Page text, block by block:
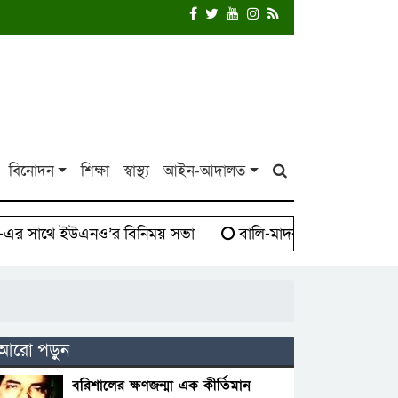
বিনোদন শিক্ষা স্বাস্থ্য আইন-আদালত
ইউএনও’র বিনিময় সভা বালি-মাদক সিন্ডিকেট
পড়ুন
বরিশালের ক্ষণজন্মা এক কীর্তিমান